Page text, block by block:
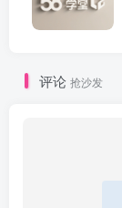
评论 抢沙发